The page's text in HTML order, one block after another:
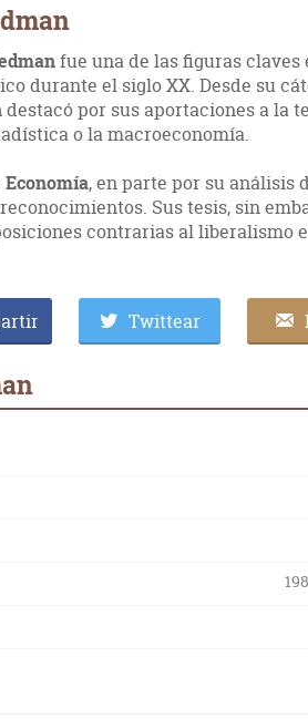
fue una de las figuras claves
durante el siglo XX. Desde su
destacó por sus aportaciones a la
o la macroeconomía.
Economía, en parte por su análisis
Sus tesis, sin
contrarias al liberalismo
Twittear